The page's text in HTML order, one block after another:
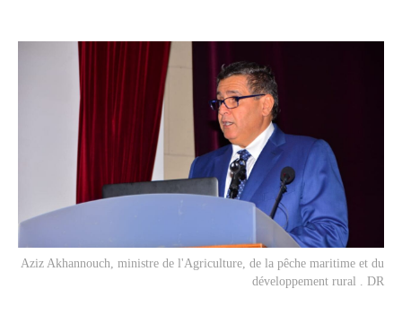
Aziz Akhannouch, ministre de l'Agriculture, de la pêche maritime et du
développement rural . DR